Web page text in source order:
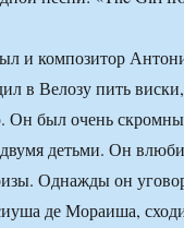
и композитор
в Велозу пить
Он был очень
двумя детьми. Он
Однажды он
де Мораиша,